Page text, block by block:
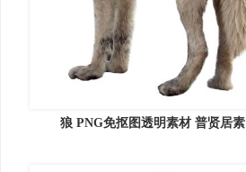
狼 PNG免抠图透明素材 普贤居素